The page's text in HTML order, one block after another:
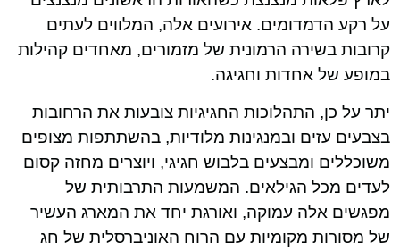
על רקע הדמדומים. אירועים אלה, המלווים לעתים
קרובות בשירה הרמונית של מזמורים, מאחדים קהילות
במופע של אחדות וחגיגה.
יתר על כן, התהלוכות החגיגיות צובעות את הרחובות
בצבעים עזים ובמנגינות מלודיות, בהשתתפות מצופים
משוכללים ומבצעים בלבוש חגיגי, ויוצרים מחזה קסום
לעדים מכל הגילאים. המשמעות התרבותית של
מפגשים אלה עמוקה, ואורגת יחד את המארג העשיר
של מסורות מקומיות עם הרוח האוניברסלית של חג